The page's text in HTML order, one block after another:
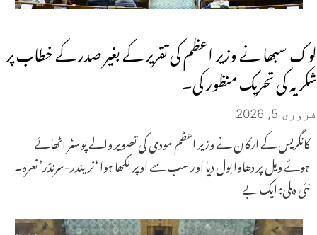
لوک سبھا نے وزیر اعظم کی تقریر کے بغیر صدر کے خطاب پر
شکریہ کی تحریک منظور کی۔
فروری 5, 2026
کانگریس کے ارکان نے وزیر اعظم مودی کی تصویر والے پوسٹر اٹھائے
ہوئے ویل پر دھاوا بول دیا اور سب سے اوپر لکھا ہوا ‘نریندر-سرنڈر’ نعرہ۔
نئی دہلی: ایک بے